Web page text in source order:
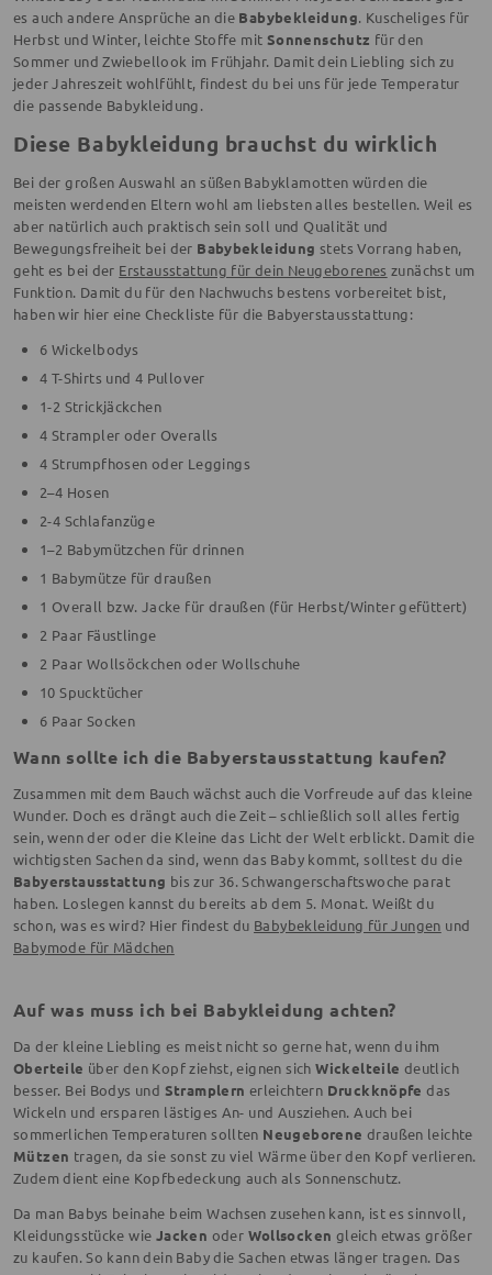
es auch andere Ansprüche an die Babybekleidung. Kuscheliges für
Herbst und Winter, leichte Stoffe mit Sonnenschutz für den
Sommer und Zwiebellook im Frühjahr. Damit dein Liebling sich zu
jeder Jahreszeit wohlfühlt, findest du bei uns für jede Temperatur
die passende Babykleidung.
Diese Babykleidung brauchst du wirklich
Bei der großen Auswahl an süßen Babyklamotten würden die
meisten werdenden Eltern wohl am liebsten alles bestellen. Weil es
aber natürlich auch praktisch sein soll und Qualität und
Bewegungsfreiheit bei der Babybekleidung stets Vorrang haben,
geht es bei der Erstausstattung für dein Neugeborenes zunächst um
Funktion. Damit du für den Nachwuchs bestens vorbereitet bist,
haben wir hier eine Checkliste für die Babyerstausstattung:
6 Wickelbodys
4 T-Shirts und 4 Pullover
1-2 Strickjäckchen
4 Strampler oder Overalls
4 Strumpfhosen oder Leggings
2–4 Hosen
2-4 Schlafanzüge
1–2 Babymützchen für drinnen
1 Babymütze für draußen
1 Overall bzw. Jacke für draußen (für Herbst/Winter gefüttert)
2 Paar Fäustlinge
2 Paar Wollsöckchen oder Wollschuhe
10 Spucktücher
6 Paar Socken
Wann sollte ich die Babyerstausstattung kaufen?
Zusammen mit dem Bauch wächst auch die Vorfreude auf das kleine
Wunder. Doch es drängt auch die Zeit – schließlich soll alles fertig
sein, wenn der oder die Kleine das Licht der Welt erblickt. Damit die
wichtigsten Sachen da sind, wenn das Baby kommt, solltest du die
Babyerstausstattung bis zur 36. Schwangerschaftswoche parat
haben. Loslegen kannst du bereits ab dem 5. Monat. Weißt du
schon, was es wird? Hier findest du Babybekleidung für Jungen und
Babymode für Mädchen
Auf was muss ich bei Babykleidung achten?
Da der kleine Liebling es meist nicht so gerne hat, wenn du ihm
Oberteile über den Kopf ziehst, eignen sichWickelteile deutlich
besser. Bei Bodys und Stramplern erleichtern Druckknöpfe das
Wickeln und ersparen lästiges An- und Ausziehen. Auch bei
sommerlichen Temperaturen sollten Neugeborene draußen leichte
Mützen tragen, da sie sonst zu viel Wärme über den Kopf verlieren.
Zudem dient eine Kopfbedeckung auch als Sonnenschutz.
Da man Babys beinahe beim Wachsen zusehen kann, ist es sinnvoll,
Kleidungsstücke wie Jacken oder Wollsocken gleich etwas größer
zu kaufen. So kann dein Baby die Sachen etwas länger tragen. Das